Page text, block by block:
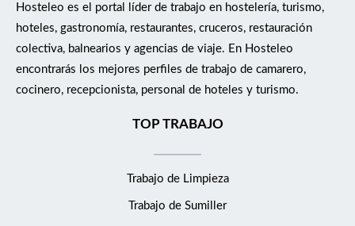
Hosteleo es el portal líder de trabajo en hostelería, turismo,
hoteles, gastronomía, restaurantes, cruceros, restauración
colectiva, balnearios y agencias de viaje. En Hosteleo
encontrarás los mejores perfiles de trabajo de camarero,
cocinero, recepcionista, personal de hoteles y turismo.
TOP TRABAJO
Trabajo de Limpieza
Trabajo de Sumiller